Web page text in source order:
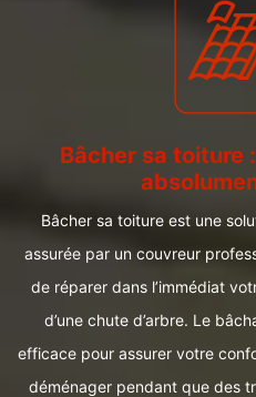
Bâcher sa toiture
Bâcher sa toiture est une
assurée par un couvreur
de réparer dans l’immédiat
d’une chute d’arbre. Le
efficace pour assurer votre
déménager pendant que des